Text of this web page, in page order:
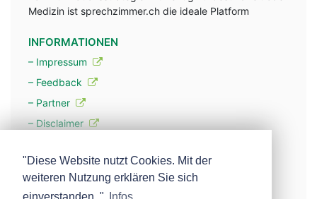
Medizin ist sprechzimmer.ch die ideale Platform
INFORMATIONEN
– Impressum
– Feedback
– Partner
– Disclaimer
– Werbung
"Diese Website nutzt Cookies. Mit der
weiteren Nutzung erklären Sie sich